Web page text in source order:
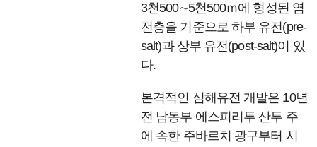
3천500∼5천500ｍ에 형성된 염
전층을 기준으로 하부 유전(pre-
salt)과 상부 유전(post-salt)이 있
다.
본격적인 심해유전 개발은 10년
전 남동부 에스피리투 산투 주
에 속한 주바르치 광구부터 시